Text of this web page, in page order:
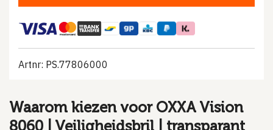
Artnr: PS.77806000
Waarom kiezen voor OXXA Vision
8060 | Veiligheidsbril | transparant